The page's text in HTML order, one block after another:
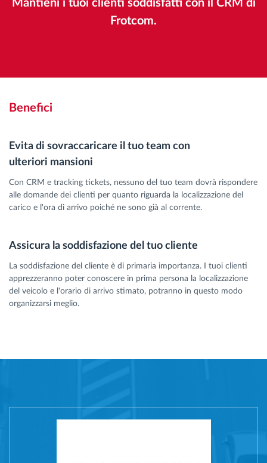
Mantieni i tuoi clienti soddisfatti con il CRM di
Frotcom.
Benefici
Evita di sovraccaricare il tuo team con
ulteriori mansioni
Con CRM e tracking tickets, nessuno del tuo team dovrà rispondere
alle domande dei clienti per quanto riguarda la localizzazione del
carico e l'ora di arrivo poiché ne sono già al corrente.
Assicura la soddisfazione del tuo cliente
La soddisfazione del cliente è di primaria importanza. I tuoi clienti
apprezzeranno poter conoscere in prima persona la localizzazione
del veicolo e l'orario di arrivo stimato, potranno in questo modo
organizzarsi meglio.